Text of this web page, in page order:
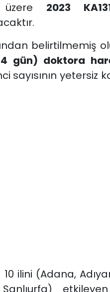
üzere 2023
belirtilmemiş
gün) doktora
sayısının
ilini (Adana,